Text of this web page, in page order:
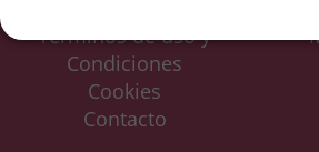
Términos de uso y
Condiciones
Cookies
Contacto